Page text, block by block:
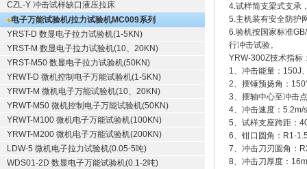
CZL-Y 冲击试样缺口液压拉床
电子万能试验机/拉力试验机MC009系列
YRST-D 数显电子拉力试验机(1-5KN)
YRST-M 数显电子拉力试验机(10、20KN)
YRST-M50 数显电子拉力试验机(50KN)
YRWT-D 微机控制电子万能试验机(1-5KN)
YRWT-M 微机电子万能试验机(10、20KN)
YRWT-M50 微机控制电子万能试验机(50KN)
YRWT-M100 微机电子万能试验机(100KN)
YRWT-M200 微机电子万能试验机(200KN)
LDW-5 微机电子拉力试验机(0.05-5吨)
WDS01-2D 数显电子万能试验机(0.1-2吨)
4.试样简支梁式支承
5.主机装有安全防护
6.验机按国家标准
行冲击试验。
YRW-300Z技术指标
1、冲击能量：150J
2、摆锤预扬角：
3、摆轴中心至冲击
4、冲击速度：5.2m/s
5、试样支座跨距：
6、钳口圆角：R1-
7、冲击刀刃圆角：
8、冲击刀厚度：